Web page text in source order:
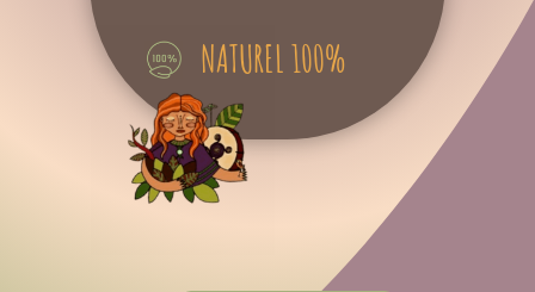
NATUREL 100%